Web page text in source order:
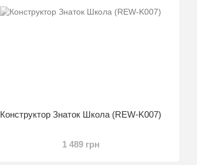
Конструктор Знаток Школа (REW-K007)
1 489 грн